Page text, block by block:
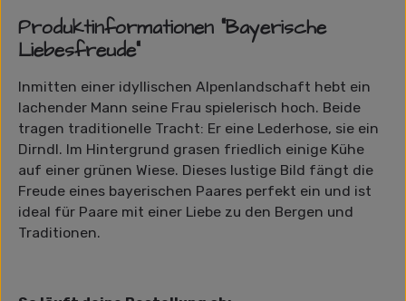
Produktinformationen "Bayerische
Liebesfreude"
Inmitten einer idyllischen Alpenlandschaft hebt ein
lachender Mann seine Frau spielerisch hoch. Beide
tragen traditionelle Tracht: Er eine Lederhose, sie ein
Dirndl. Im Hintergrund grasen friedlich einige Kühe
auf einer grünen Wiese. Dieses lustige Bild fängt die
Freude eines bayerischen Paares perfekt ein und ist
ideal für Paare mit einer Liebe zu den Bergen und
Traditionen.